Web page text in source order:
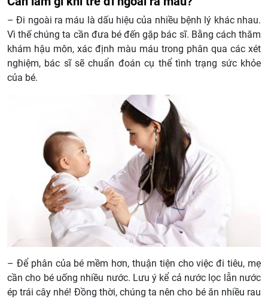
– Đi ngoài ra máu là dấu hiệu của nhiều bệnh lý khác nhau.
Vì thế chúng ta cần đưa bé đến gặp bác sĩ. Bằng cách thăm
khám hậu môn, xác định màu máu trong phân qua các xét
nghiệm, bác sĩ sẽ chuẩn đoán cụ thể tình trạng sức khỏe
của bé.
– Để phân của bé mềm hơn, thuận tiện cho việc đi tiêu, mẹ
cần cho bé uống nhiều nước. Lưu ý kể cả nước lọc lẫn nước
ép trái cây nhé! Đồng thời, chúng ta nên cho bé ăn nhiều rau